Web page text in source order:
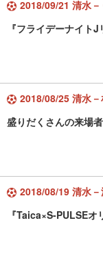
2018/09/21 清水－
『フライデーナイト
2018/08/25 清水
盛りだくさんの来場
2018/08/19 清水
『Taica×S-PULSE